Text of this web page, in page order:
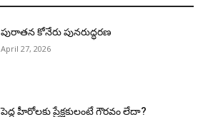
పురాత‌న కోనేరు పున‌రుద్ధ‌ర‌ణ
April 27, 2026
పెద్ద హీరోల‌కు ప్రేక్ష‌కులంటే గౌర‌వం లేదా?